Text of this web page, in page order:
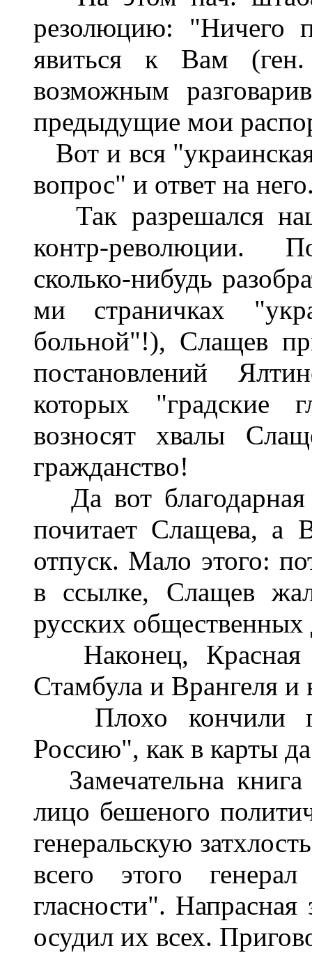
резолюцию: "Ничего
явиться к Вам
возможным
предыдущие мои
Вот и вся
вопрос" и ответ на
Так разрешался
контр-революции.
сколько-нибудь
ми страничках
больной"!), Слащев
постановлений
которых "градские
возносят хвалы
гражданство!
Да вот
почитает Слащева, а
отпуск. Мало этого:
в ссылке, Слащев
русских
Наконец, Красная
Стамбула и Врангеля
Плохо кончили
Россию", как в карты
Замечательна
лицо бешеного
генеральскую
всего этого
гласности". Напрасная
осудил их всех.